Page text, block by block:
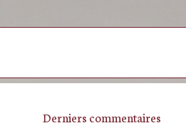
Derniers commentaires